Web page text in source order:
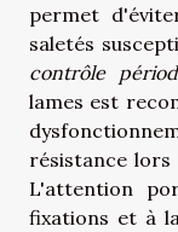
permet
saletés
contrôle
lames est
résistance
L'attention
fixations et à